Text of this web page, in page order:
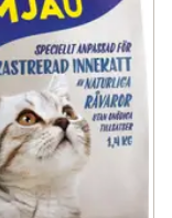
för bildandet